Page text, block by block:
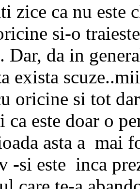
zice ca nu este
si-o
Dar, da in
exista
oricine si tot
ca este doar o
asta a mai
-si este inca